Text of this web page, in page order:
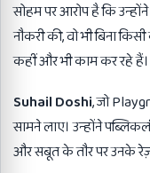
सोहम पर आरोप है कि
नौकरी की, वो भी बिना
कहीं और भी काम कर रहे हैं।
Suhail Doshi, जो
सामने लाए। उन्होंने
और सबूत के तौर पर उनके